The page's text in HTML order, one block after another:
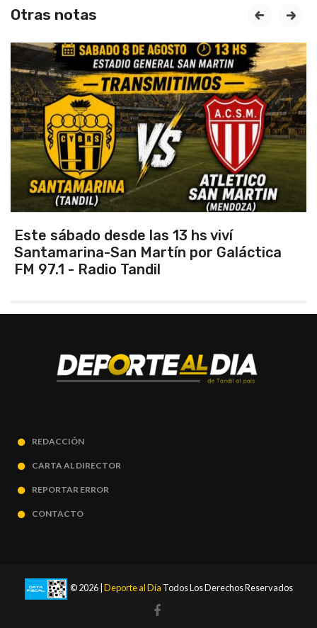
Otras notas
Vuelve el torneo oficial de hockey
prev next
REDACCIÓN
CARTA AL DIRECTOR
REPORTAR ERROR
CONTACTO
© 2026 | Deporte al Día Todos Los Derechos Reservados